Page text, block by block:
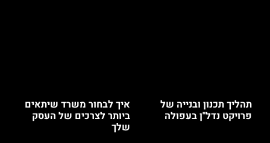
תהליך תכנון ובנייה של
פרויקט נדל"ן בעפולה
איך לבחור משרד שיתאים
ביותר לצרכים של העסק
שלך